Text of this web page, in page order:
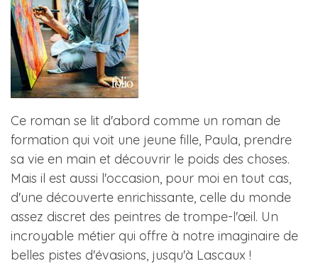
Ce roman se lit d'abord comme un roman de
formation qui voit une jeune fille, Paula, prendre
sa vie en main et découvrir le poids des choses.
Mais il est aussi l'occasion, pour moi en tout cas,
d'une découverte enrichissante, celle du monde
assez discret des peintres de trompe-l'œil. Un
incroyable métier qui offre à notre imaginaire de
belles pistes d'évasions, jusqu'à Lascaux !